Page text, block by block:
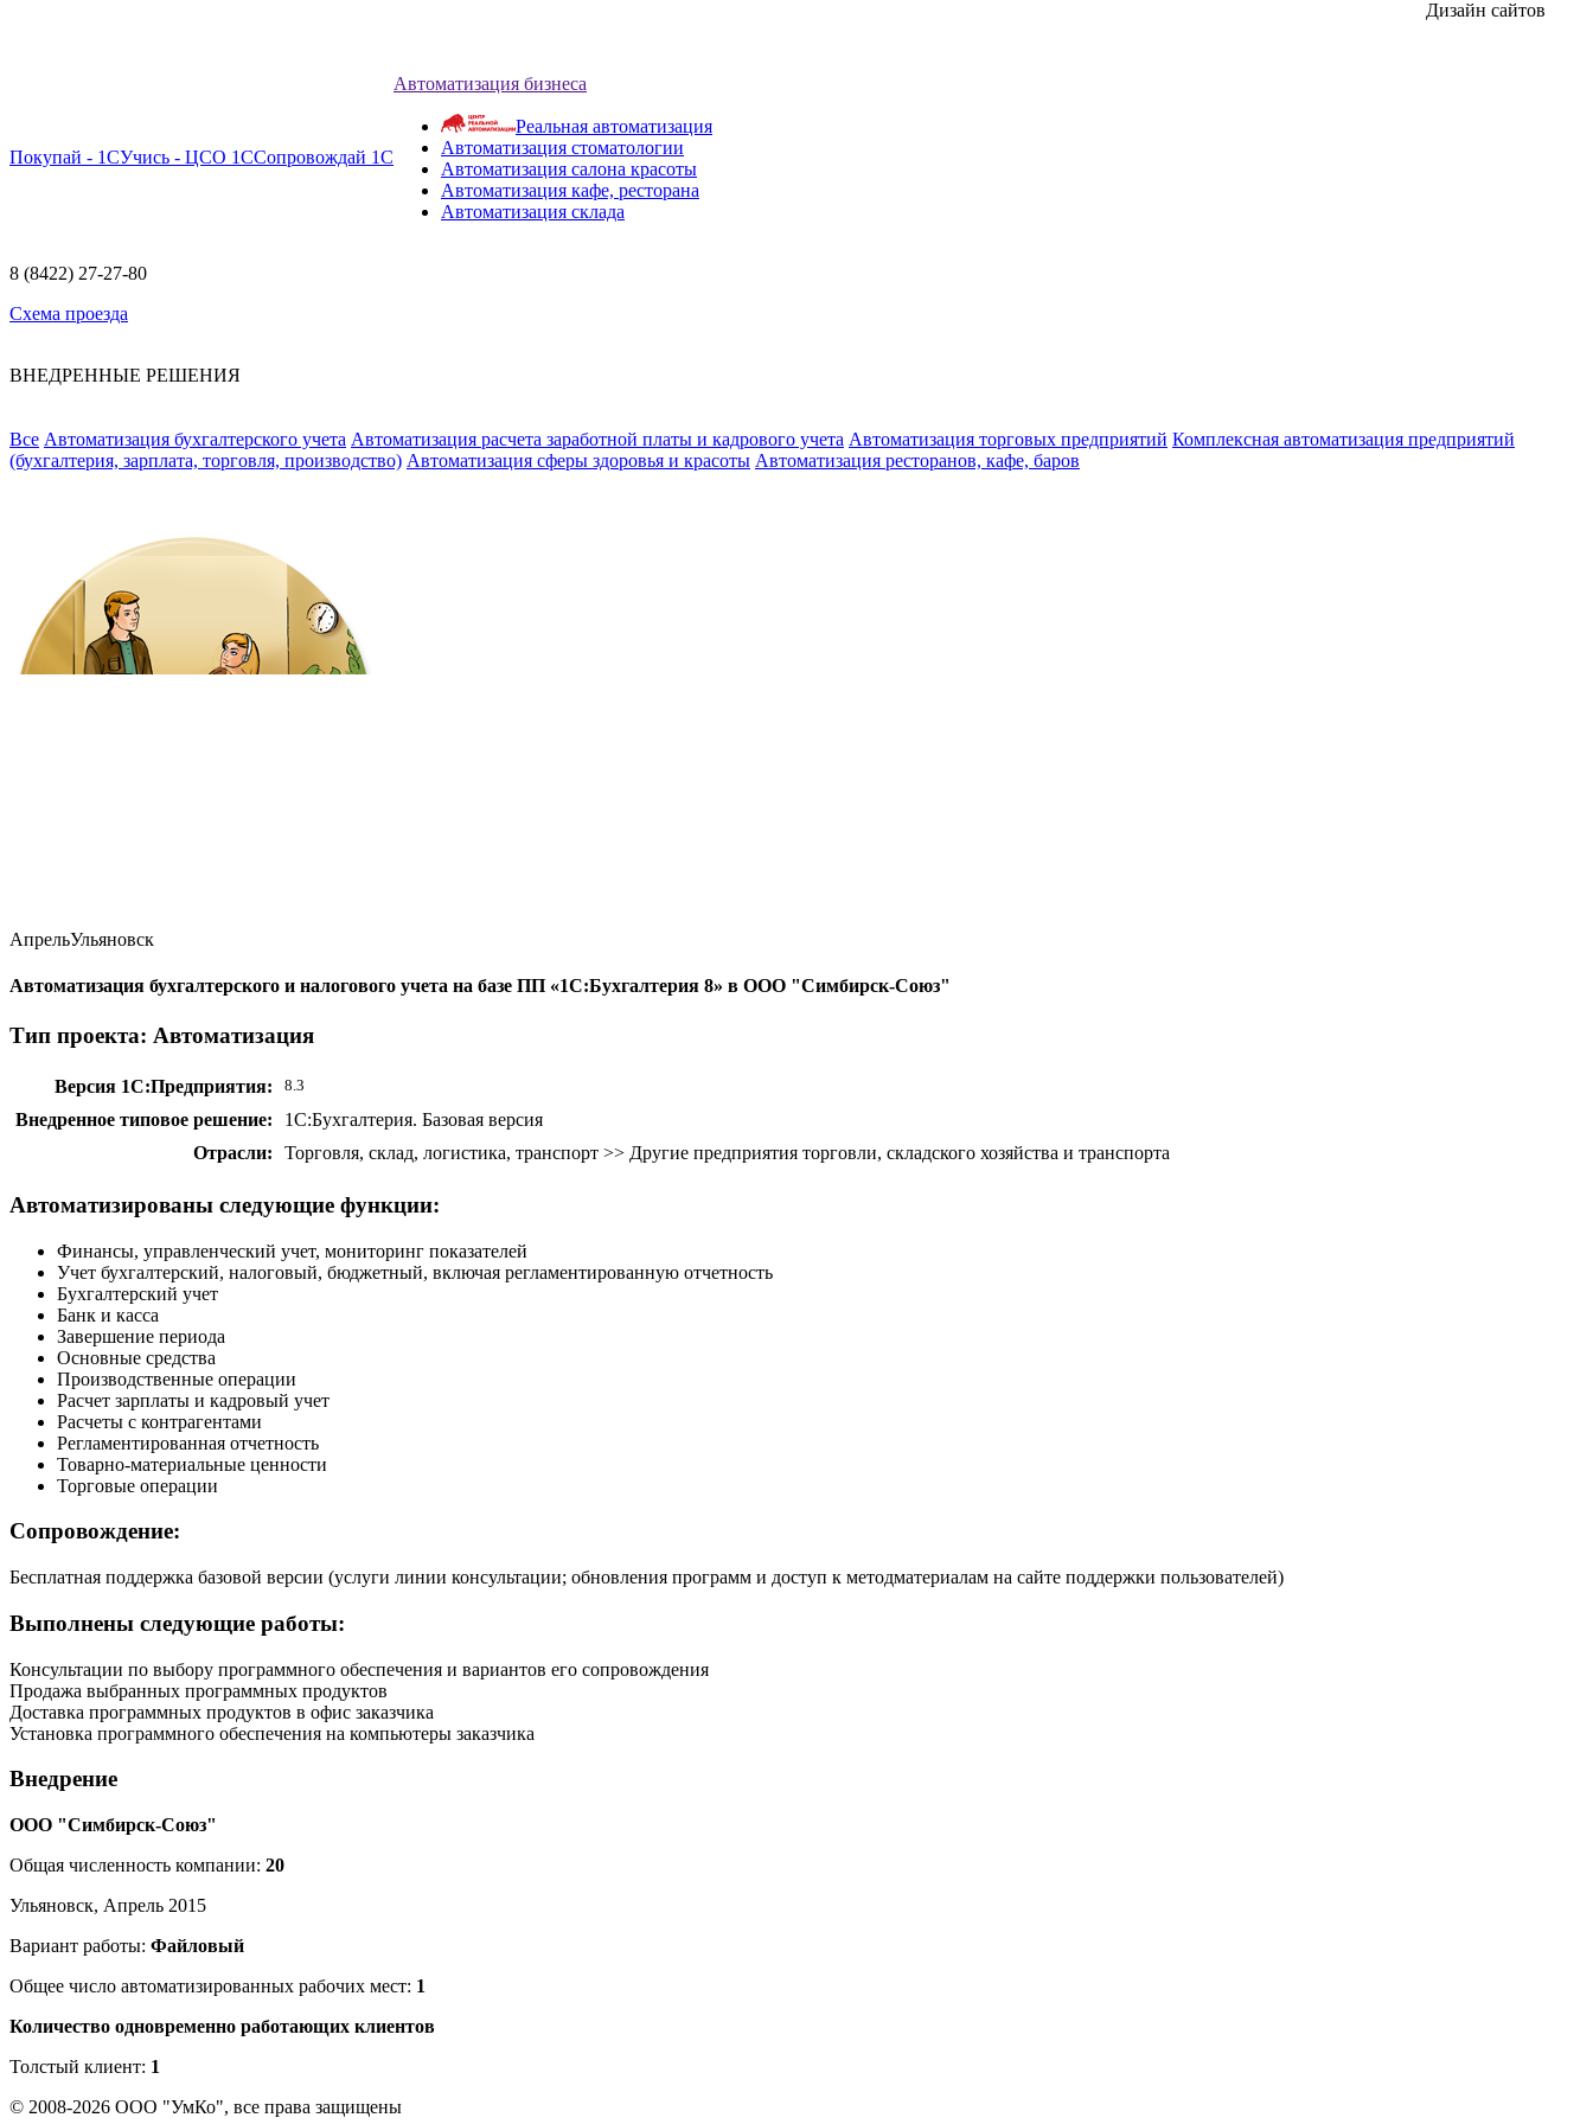
Покупай - 1СУчись - ЦСО 1ССопровождай 1С
Автоматизация бизнеса
Реальная автоматизация
Автоматизация стоматологии
Автоматизация салона красоты
Автоматизация кафе, ресторана
Автоматизация склада
8 (8422) 27-27-80
Схема проезда
ВНЕДРЕННЫЕ РЕШЕНИЯ
Все Автоматизация бухгалтерского учета Автоматизация расчета заработной платы и кадрового учета Автоматизация торговых предприятий Комплексная автоматизация предприятий
(бухгалтерия, зарплата, торговля, производство) Автоматизация сферы здоровья и красоты Автоматизация ресторанов, кафе, баров
АпрельУльяновск
Автоматизация бухгалтерского и налогового учета на базе ПП «1С:Бухгалтерия 8» в ООО "Симбирск-Союз"
Тип проекта: Автоматизация
Версия 1С:Предприятия: 8.3
Внедренное типовое решение:
1С:Бухгалтерия. Базовая версия
Отрасли:
Торговля, склад, логистика, транспорт >> Другие предприятия торговли, складского хозяйства и транспорта
Автоматизированы следующие функции:
Финансы, управленческий учет, мониторинг показателей
Учет бухгалтерский, налоговый, бюджетный, включая регламентированную отчетность
Бухгалтерский учет
Банк и касса
Завершение периода
Основные средства
Производственные операции
Расчет зарплаты и кадровый учет
Расчеты с контрагентами
Регламентированная отчетность
Товарно-материальные ценности
Торговые операции
Сопровождение:
Бесплатная поддержка базовой версии (услуги линии консультации; обновления программ и доступ к методматериалам на сайте поддержки пользователей)
Выполнены следующие работы:
Консультации по выбору программного обеспечения и вариантов его сопровождения
Продажа выбранных программных продуктов
Доставка программных продуктов в офис заказчика
Установка программного обеспечения на компьютеры заказчика
Внедрение
ООО "Симбирск-Союз"
Общая численность компании: 20
Ульяновск, Апрель 2015
Вариант работы: Файловый
Общее число автоматизированных рабочих мест: 1
Количество одновременно работающих клиентов
Толстый клиент: 1
© 2008-2026 ООО "УмКо", все права защищены
Дизайн сайтов